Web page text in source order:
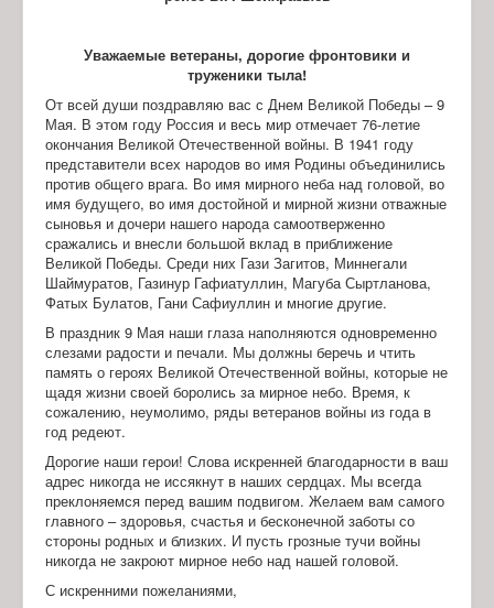
Уважаемые ветераны, дорогие фронтовики и
труженики тыла!
От всей души поздравляю вас с Днем Великой Победы – 9
Мая. В этом году Россия и весь мир отмечает 76-летие
окончания Великой Отечественной войны. В 1941 году
представители всех народов во имя Родины объединились
против общего врага. Во имя мирного неба над головой, во
имя будущего, во имя достойной и мирной жизни отважные
сыновья и дочери нашего народа самоотверженно
сражались и внесли большой вклад в приближение
Великой Победы. Среди них Гази Загитов, Миннегали
Шаймуратов, Газинур Гафиатуллин, Магуба Сыртланова,
Фатых Булатов, Гани Сафиуллин и многие другие.
В праздник 9 Мая наши глаза наполняются одновременно
слезами радости и печали. Мы должны беречь и чтить
память о героях Великой Отечественной войны, которые не
щадя жизни своей боролись за мирное небо. Время, к
сожалению, неумолимо, ряды ветеранов войны из года в
год редеют.
Дорогие наши герои! Слова искренней благодарности в ваш
адрес никогда не иссякнут в наших сердцах. Мы всегда
преклоняемся перед вашим подвигом. Желаем вам самого
главного – здоровья, счастья и бесконечной заботы со
стороны родных и близких. И пусть грозные тучи войны
никогда не закроют мирное небо над нашей головой.
С искренними пожеланиями,